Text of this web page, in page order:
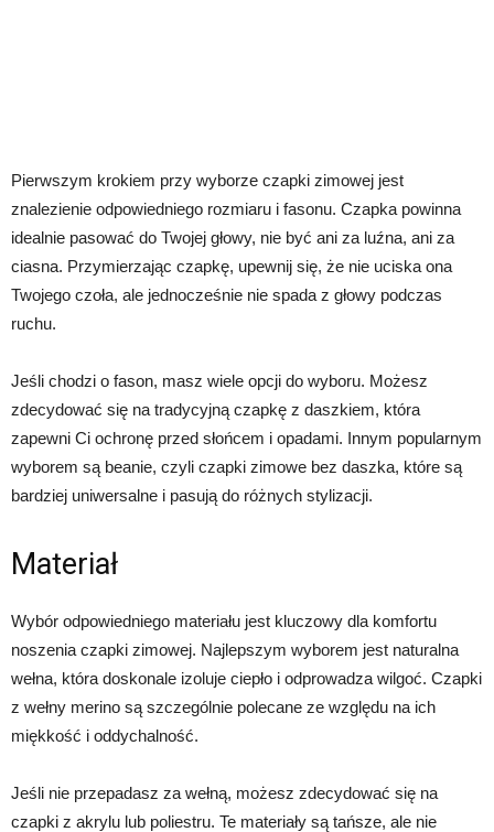
Pierwszym krokiem przy wyborze czapki zimowej jest
znalezienie odpowiedniego rozmiaru i fasonu. Czapka powinna
idealnie pasować do Twojej głowy, nie być ani za luźna, ani za
ciasna. Przymierzając czapkę, upewnij się, że nie uciska ona
Twojego czoła, ale jednocześnie nie spada z głowy podczas
ruchu.
Jeśli chodzi o fason, masz wiele opcji do wyboru. Możesz
zdecydować się na tradycyjną czapkę z daszkiem, która
zapewni Ci ochronę przed słońcem i opadami. Innym popularnym
wyborem są beanie, czyli czapki zimowe bez daszka, które są
bardziej uniwersalne i pasują do różnych stylizacji.
Materiał
Wybór odpowiedniego materiału jest kluczowy dla komfortu
noszenia czapki zimowej. Najlepszym wyborem jest naturalna
wełna, która doskonale izoluje ciepło i odprowadza wilgoć. Czapki
z wełny merino są szczególnie polecane ze względu na ich
miękkość i oddychalność.
Jeśli nie przepadasz za wełną, możesz zdecydować się na
czapki z akrylu lub poliestru. Te materiały są tańsze, ale nie